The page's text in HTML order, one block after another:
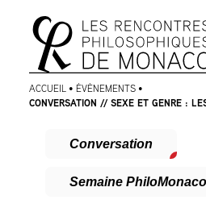
Aller
au
menu
Aller au
contenu
ACCUEIL • ÉVÈNEMENTS •
CONVERSATION // SEXE ET GENRE :
Conversation
Semaine PhiloMonaco